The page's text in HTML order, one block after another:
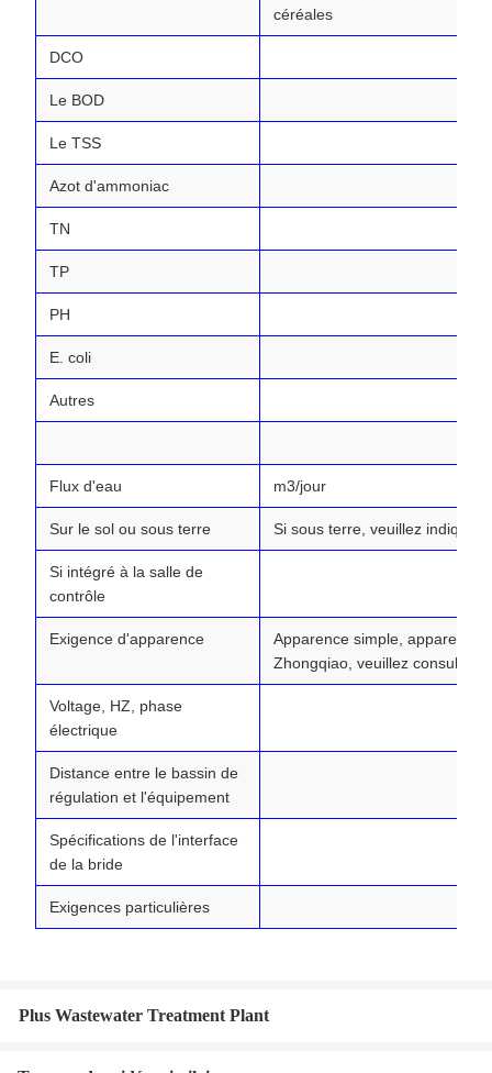
céréales
DCO
Le BOD
Le TSS
Azot d'ammoniac
TN
TP
PH
E. coli
Autres
Flux d'eau m3/jour
Sur le sol ou sous terre Si sous terre, veuillez indiquer
Si intégré à la salle de
contrôle
Exigence d'apparence
Apparence simple, apparence
Zhongqiao, veuillez consulter
Voltage, HZ, phase
électrique
Distance entre le bassin de
régulation et l'équipement
Spécifications de l'interface
de la bride
Exigences particulières
Plus Wastewater Treatment Plant